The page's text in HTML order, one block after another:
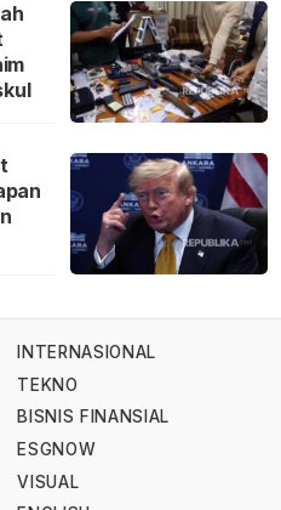
INTERNASIONAL
TEKNO
BISNIS FINANSIAL
ESGNOW
VISUAL